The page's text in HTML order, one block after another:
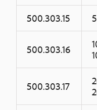
500.303.15
500.303.16
500.303.17